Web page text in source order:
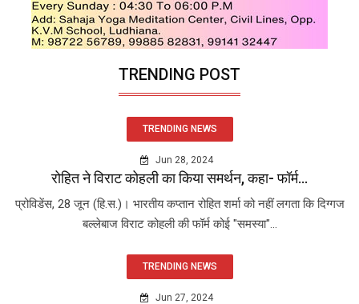
TRENDING POST
TRENDING NEWS
Jun 28, 2024
रोहित ने विराट कोहली का किया समर्थन, कहा- फॉर्म...
प्रोविडेंस, 28 जून (हि.स.)। भारतीय कप्तान रोहित शर्मा को नहीं लगता कि दिग्गज
बल्लेबाज विराट कोहली की फॉर्म कोई "समस्या"...
TRENDING NEWS
Jun 27, 2024